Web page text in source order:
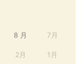
8 月 7月
2月 1月